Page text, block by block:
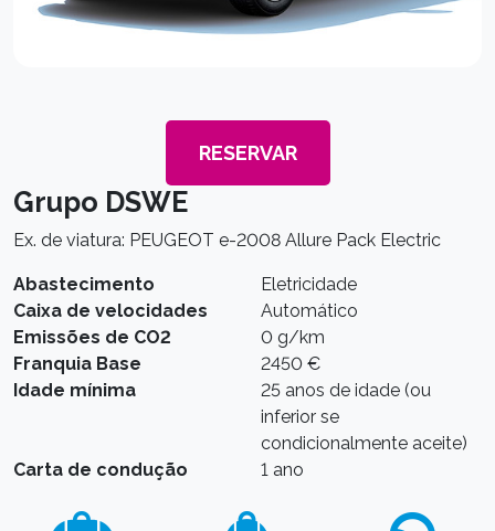
RESERVAR
Grupo DSWE
Ex. de viatura: PEUGEOT e-2008 Allure Pack Electric
Abastecimento
Eletricidade
Caixa de velocidades
Automático
Emissões de CO2
0 g/km
Franquia Base
2450 €
Idade mínima
25 anos de idade (ou
inferior se
condicionalmente aceite)
Carta de condução
1 ano